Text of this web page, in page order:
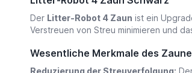
Der Litter-Robot 4 Zaun ist ein
Verstreuen von Streu minimieren und
Wesentliche Merkmale des
Reduzierung der Streuverfolgung: